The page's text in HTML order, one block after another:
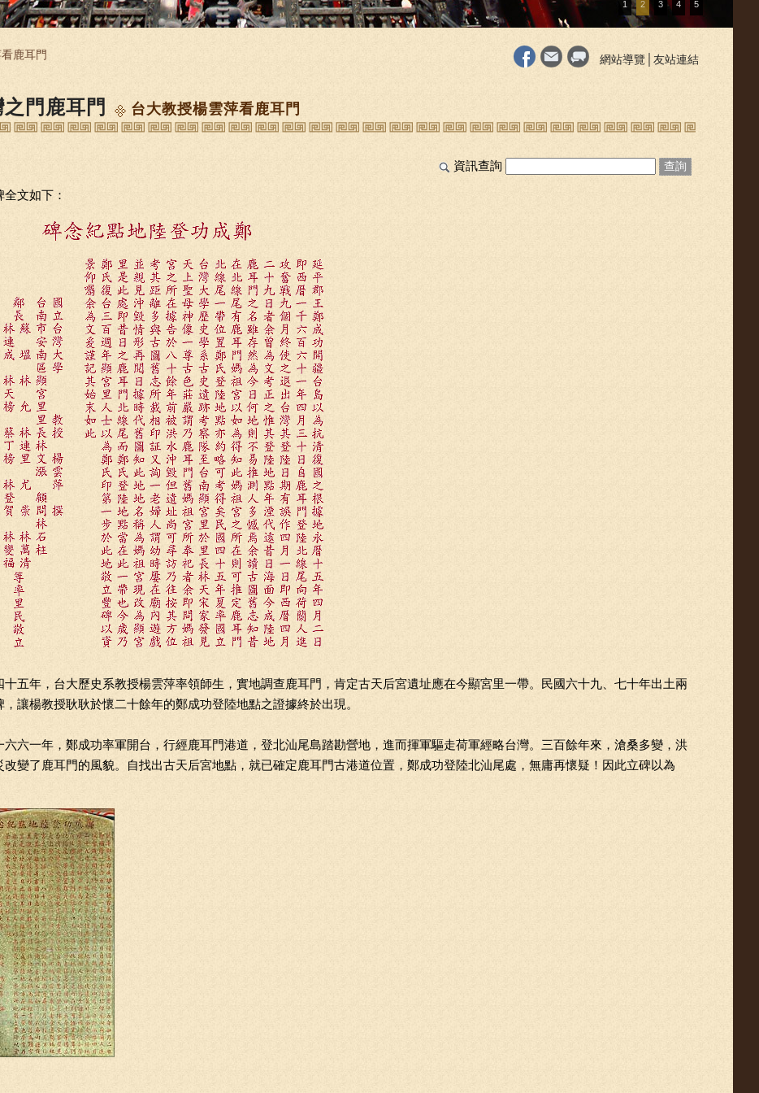
1 2 3 4 5
鹿耳門 網站導覽 友站連結
之門鹿耳門 台大教授楊雲萍看鹿耳門
資訊查詢 查詢
文如下：
十五年，台大歷史系教授楊雲萍率領師生，實地調查鹿耳門，肯定古天后宮遺址應在今顯宮里一帶。民國六十九、七十年出土兩
，讓楊教授耿耿於懷二十餘年的鄭成功登陸地點之證據終於出現。
六六一年，鄭成功率軍開台，行經鹿耳門港道，登北汕尾島踏勘營地，進而揮軍驅走荷軍經略台灣。三百餘年來，滄桑多變，洪
改變了鹿耳門的風貌。自找出古天后宮地點，就已確定鹿耳門古港道位置，鄭成功登陸北汕尾處，無庸再懷疑！因此立碑以為